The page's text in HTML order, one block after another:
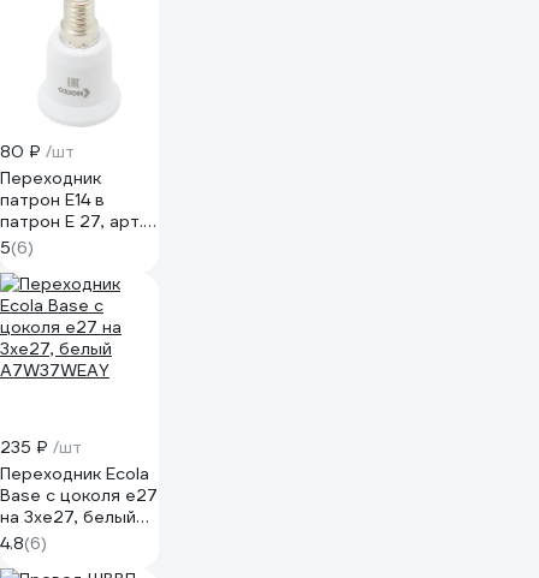
80 ₽ /шт
Переходник
патрон Е14 в
патрон Е 27, арт.
OXION AH-
005WH-E14TOE27
5(6)
235 ₽ /шт
Переходник Ecola
Base с цоколя e27
на 3хe27, белый
A7W37WEAY
4.8(6)